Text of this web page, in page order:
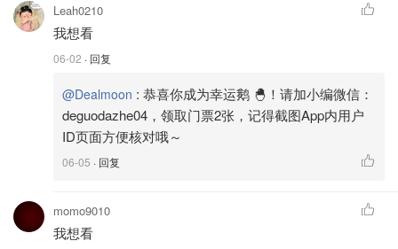
Leah0210
我想看
06-02 · 回复
@Dealmoon : 恭喜你成为幸运鹅 🐣！请加小编微信：
deguodazhe04，领取门票2张，记得截图App内用户
ID页面方便核对哦～
06-05 · 回复
momo9010
我想看